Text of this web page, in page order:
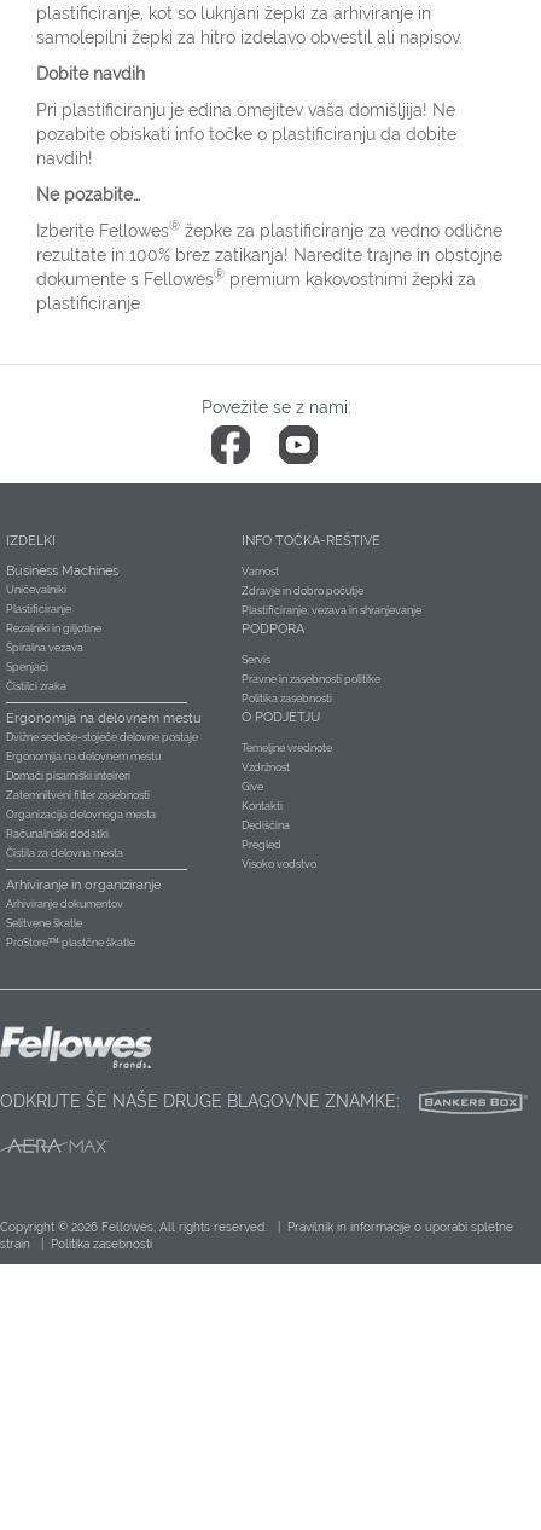
plastificiranje, kot so luknjani žepki za arhiviranje in
samolepilni žepki za hitro izdelavo obvestil ali napisov.
Dobite navdih
Pri plastificiranju je edina omejitev vaša domišljija! Ne
pozabite obiskati info točke o plastificiranju da dobite
navdih!
Ne pozabite…
Izberite Fellowes® žepke za plastificiranje za vedno odlične
rezultate in 100% brez zatikanja! Naredite trajne in obstojne
dokumente s Fellowes® premium kakovostnimi žepki za
plastificiranje
Povežite se z nami:
IZDELKI
Business Machines
Uničevalniki
Plastificiranje
Rezalniki in giljotine
Špiralna vezava
Spenjači
Čistilci zraka
Ergonomija na delovnem mestu
Dvižne sedeče-stoječe delovne postaje
Ergonomija na delovnem mestu
Domači pisarniški inteireri
Zatemnitveni filter zasebnosti
Organizacija delovnega mesta
Računalniški dodatki
Čistila za delovna mesta
Arhiviranje in organiziranje
Arhiviranje dokumentov
Selitvene škatle
ProStore™ plastčne škatle
INFO TOČKA-REŠTIVE
Varnost
Zdravje in dobro počutje
Plastificiranje, vezava in shranjevanje
PODPORA
Servis
Pravne in zasebnosti politike
Politika zasebnosti
O PODJETJU
Temeljne vrednote
Vzdržnost
Give
Kontakti
Dediščina
Pregled
Visoko vodstvo
ODKRIJTE ŠE NAŠE DRUGE BLAGOVNE ZNAMKE:
Copyright © 2026 Fellowes, All rights reserved. | Pravilnik in informacije o uporabi spletne
strain
Politika zasebnosti